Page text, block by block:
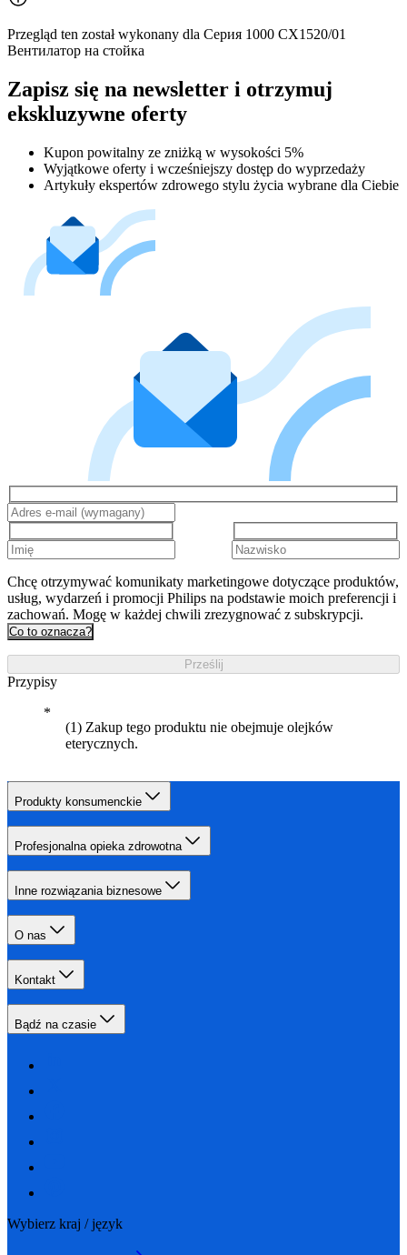
Przegląd ten został wykonany dla Серия 1000 CX1520/01
Вентилатор на стойка
Zapisz się na newsletter i otrzymuj
ekskluzywne oferty
Kupon powitalny ze zniżką w wysokości 5%
Wyjątkowe oferty i wcześniejszy dostęp do wyprzedaży
Artykuły ekspertów zdrowego stylu życia wybrane dla Ciebie
Chcę otrzymywać komunikaty marketingowe dotyczące produktów,
usług, wydarzeń i promocji Philips na podstawie moich preferencji i
zachowań. Mogę w każdej chwili zrezygnować z subskrypcji.
Co to oznacza?
Prześlij
Przypisy
(1) Zakup tego produktu nie obejmuje olejków
eterycznych.
Produkty konsumenckie
Profesjonalna opieka zdrowotna
Inne rozwiązania biznesowe
O nas
Kontakt
Bądź na czasie
Wybierz kraj / język